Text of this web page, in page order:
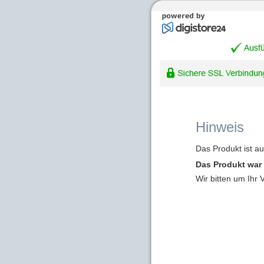
Hinweis
Das Produkt ist
Das Produkt
Wir bitten um Ihr